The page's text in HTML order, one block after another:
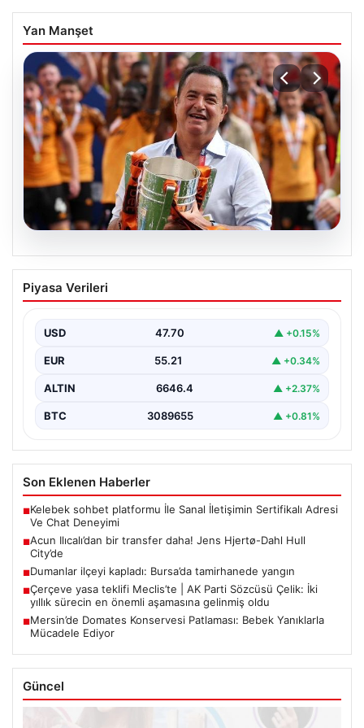
Yan Manşet
07.08.2026
Acun Ilıcalı’dan bir transfer daha! Jens
Hjertø-Dahl Hull City’de
Piyasa Verileri
USD 47.70 ▲ +0.15%
EUR 55.21 ▲ +0.34%
ALTIN 6646.4 ▲ +2.37%
BTC 3089655 ▲ +0.81%
Son Eklenen Haberler
■Kelebek sohbet platformu İle Sanal İletişimin Sertifikalı Adresi
Ve Chat Deneyimi
■Acun Ilıcalı’dan bir transfer daha! Jens Hjertø-Dahl Hull
City’de
■Dumanlar ilçeyi kapladı: Bursa’da tamirhanede yangın
■Çerçeve yasa teklifi Meclis’te | AK Parti Sözcüsü Çelik: İki
yıllık sürecin en önemli aşamasına gelinmiş oldu
■Mersin’de Domates Konservesi Patlaması: Bebek Yanıklarla
Mücadele Ediyor
Güncel